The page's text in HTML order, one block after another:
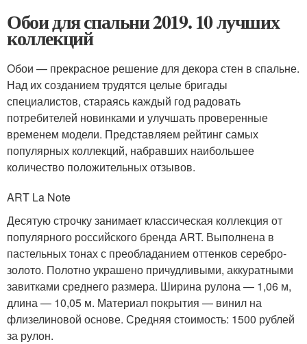
Обои для спальни 2019. 10 лучших
коллекций
Обои — прекрасное решение для декора стен в спальне.
Над их созданием трудятся целые бригады
специалистов, стараясь каждый год радовать
потребителей новинками и улучшать проверенные
временем модели. Представляем рейтинг самых
популярных коллекций, набравших наибольшее
количество положительных отзывов.
ART La Note
Десятую строчку занимает классическая коллекция от
популярного российского бренда ART. Выполнена в
пастельных тонах с преобладанием оттенков серебро-
золото. Полотно украшено причудливыми, аккуратными
завитками среднего размера. Ширина рулона — 1,06 м,
длина — 10,05 м. Материал покрытия — винил на
флизелиновой основе. Средняя стоимость: 1500 рублей
за рулон.